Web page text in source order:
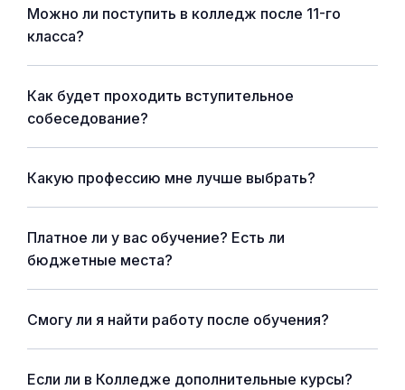
Можно ли поступить в колледж после 11-го
класса?
Как будет проходить вступительное
собеседование?
Какую профессию мне лучше выбрать?
Платное ли у вас обучение? Есть ли
бюджетные места?
Смогу ли я найти работу после обучения?
Если ли в Колледже дополнительные курсы?